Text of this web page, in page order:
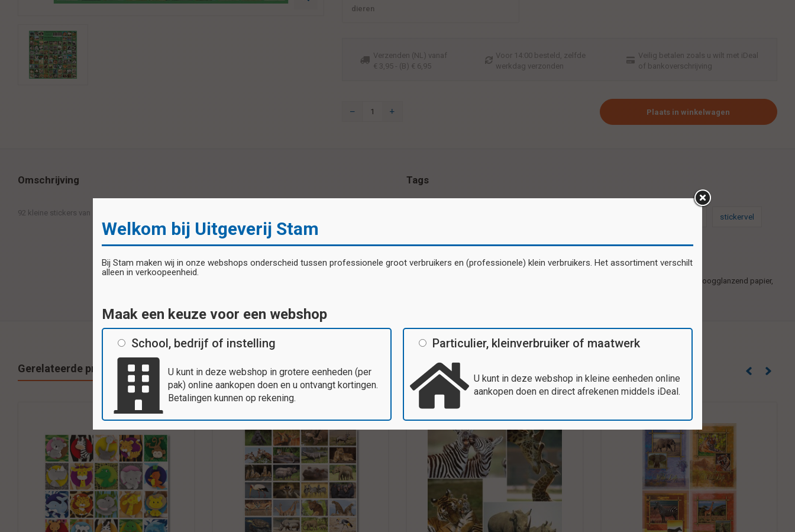
dieren
Verzenden (NL) vanaf
€ 3,95 - (B) € 6,95
Voor 14:00 besteld, zelfde
werkdag verzonden
Veilig betalen zoals u wilt met iDeal
of bankoverschrijving
Plaats in winkelwagen
Omschrijving
92 kleine stickers van 1,5 x 1,5 cm. op 1 vel
Tags
stickervel
Zelfklevende plaatjes gedrukt op 1e kwaliteit hoogglanzend papier,
Gerelateerde producten
Welkom bij Uitgeverij Stam
Bij Stam maken wij in onze webshops onderscheid tussen professionele groot verbruikers en (professionele) klein verbruikers. Het assortiment verschilt
alleen in verkoopeenheid.
Maak een keuze voor een webshop
School, bedrijf of instelling
U kunt in deze webshop in grotere eenheden (per
pak) online aankopen doen en u ontvangt kortingen.
Betalingen kunnen op rekening.
Particulier, kleinverbruiker of maatwerk
U kunt in deze webshop in kleine eenheden online
aankopen doen en direct afrekenen middels iDeal.